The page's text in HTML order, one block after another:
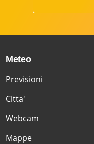
Meteo
Previsioni
Citta'
Webcam
Mappe